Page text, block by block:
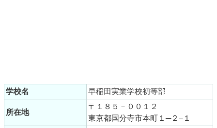
学校名 早稲田実業学校初等部
所在地
〒１８５－００１２
東京都国分寺市本町１─２−１